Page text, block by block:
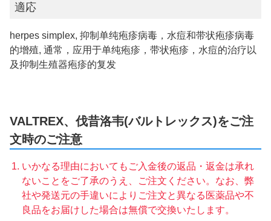
適応
herpes simplex, 抑制单纯疱疹病毒，水痘和带状疱疹病毒
的增殖, 通常，应用于单纯疱疹，带状疱疹，水痘的治疗以
及抑制生殖器疱疹的复发
VALTREX、伐昔洛韦(バルトレックス)をご注
文時のご注意
いかなる理由においてもご入金後の返品・返金は承れ
ないことをご了承のうえ、ご注文ください。なお、弊
社や発送元の手違いによりご注文と異なる医薬品や不
良品をお届けした場合は無償で交換いたします。